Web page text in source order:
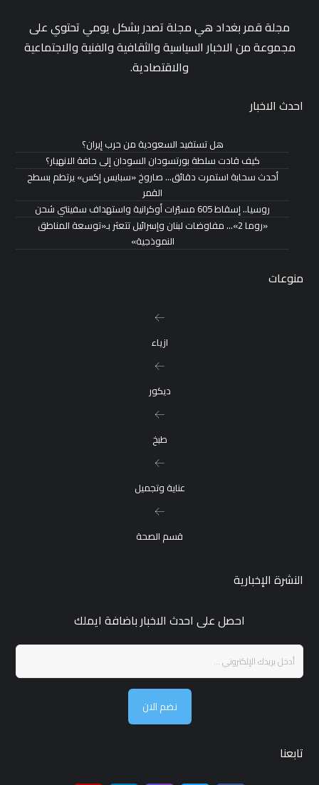
مجلة قمر بغداد هي مجلة تصدر بشكل يومي تحتوي على
مجموعة من الاخبار السياسية والثقافية والفنية والاجتماعية
والاقتصادية.
احدث الاخبار
هل تستفيد السعودية من حرب إيران؟
كيف قادت سلطة بورتسودان السودان إلى حافة الانهيار؟
أحدث سحابة استمرت دقائق… صاروخ «سبايس إكس» يرتطم بسطح
القمر
روسيا.. إسقاط 605 مسيّرات أوكرانية واستهداف سفينتي شحن
«روما 2»… مفاوضات لبنان وإسرائيل تتعثر بـ«توسعة المناطق
النموذجية»
منوعات
ازياء
ديكور
طبخ
عناية وتجميل
قسم الصحة
النشرة الإخبارية
احصل على احدث الاخبار باضافة ايملك
نضم الان
تابعنا